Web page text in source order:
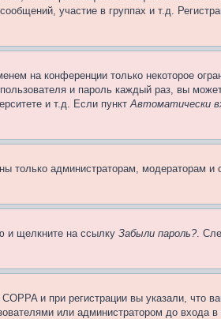
участие в группах и т.д.
на конференции только некоторое
и пароль каждый раз, вы
и т.д. Если пунктАвтоматически
только администраторам, модераторам
и щелкните на ссылку Забыли пароль?.
и при регистрации вы указали, что
или администратором до входа